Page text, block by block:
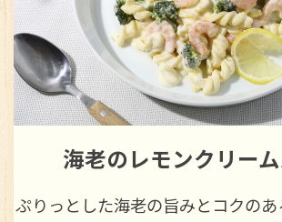
リー
たっぷり夏野菜のラ
彩り豊かな夏野菜とトマトの旨